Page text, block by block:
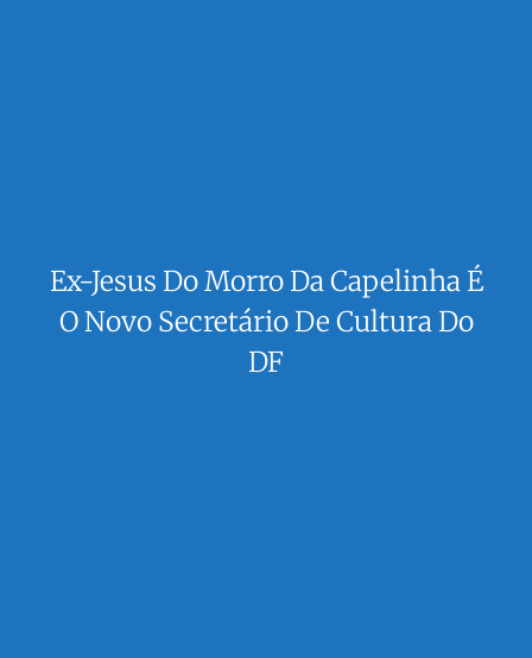
Ex-Jesus Do Morro Da Capelinha É
O Novo Secretário De Cultura Do
DF